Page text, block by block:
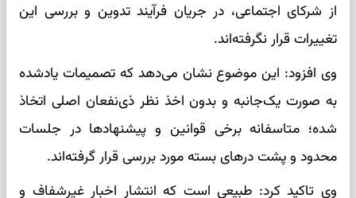
از شرکای اجتماعی، در جریان فرآیند تدوین و بررسی این
تغییرات قرار نگرفته‌اند.
وی افزود: این موضوع نشان می‌دهد که تصمیمات یادشده
به صورت یک‌جانبه و بدون اخذ نظر ذی‌نفعان اصلی اتخاذ
شده؛ متاسفانه برخی قوانین و پیشنهادها در جلسات
محدود و پشت درهای بسته مورد بررسی قرار گرفته‌اند.
وی تاکید کرد: طبیعی است که انتشار اخبار غیرشفاف و